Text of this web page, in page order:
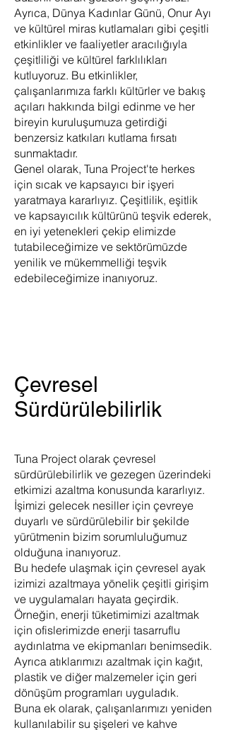
Ayrıca, Dünya Kadınlar Günü, Onur Ayı
ve kültürel miras kutlamaları gibi çeşitli
etkinlikler ve faaliyetler aracılığıyla
çeşitliliği ve kültürel farklılıkları
kutluyoruz. Bu etkinlikler,
çalışanlarımıza farklı kültürler ve bakış
açıları hakkında bilgi edinme ve her
bireyin kuruluşumuza getirdiği
benzersiz katkıları kutlama fırsatı
sunmaktadır.
Genel olarak, Tuna Project'te herkes
için sıcak ve kapsayıcı bir işyeri
yaratmaya kararlıyız. Çeşitlilik, eşitlik
ve kapsayıcılık kültürünü teşvik ederek,
en iyi yetenekleri çekip elimizde
tutabileceğimize ve sektörümüzde
yenilik ve mükemmelliği teşvik
edebileceğimize inanıyoruz.​
Çevresel
Sürdürülebilirlik
Tuna Project olarak çevresel
sürdürülebilirlik ve gezegen üzerindeki
etkimizi azaltma konusunda kararlıyız.
İşimizi gelecek nesiller için çevreye
duyarlı ve sürdürülebilir bir şekilde
yürütmenin bizim sorumluluğumuz
olduğuna inanıyoruz.
Bu hedefe ulaşmak için çevresel ayak
izimizi azaltmaya yönelik çeşitli girişim
ve uygulamaları hayata geçirdik.
Örneğin, enerji tüketimimizi azaltmak
için ofislerimizde enerji tasarruflu
aydınlatma ve ekipmanları benimsedik.
Ayrıca atıklarımızı azaltmak için kağıt,
plastik ve diğer malzemeler için geri
dönüşüm programları uyguladık.
Buna ek olarak, çalışanlarımızı yeniden
kullanılabilir su şişeleri ve kahve